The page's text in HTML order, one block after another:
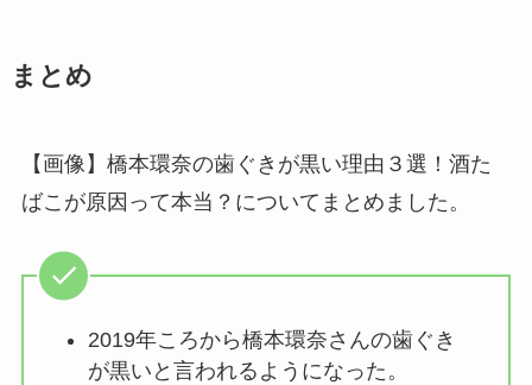
まとめ
【画像】橋本環奈の歯ぐきが黒い理由３選！酒た
ばこが原因って本当？についてまとめました。
2019年ころから橋本環奈さんの歯ぐき
が黒いと言われるようになった。